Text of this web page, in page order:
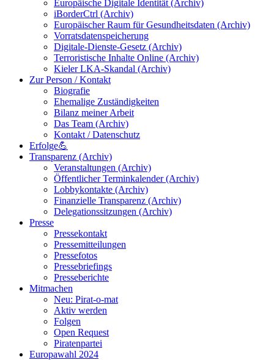
Europäische Digitale Identität (Archiv)
iBorderCtrl (Archiv)
Europäischer Raum für Gesundheitsdaten (Archiv)
Vorratsdatenspeicherung
Digitale-Dienste-Gesetz (Archiv)
Terroristische Inhalte Online (Archiv)
Kieler LKA-Skandal (Archiv)
Zur Person / Kontakt
Biografie
Ehemalige Zuständigkeiten
Bilanz meiner Arbeit
Das Team (Archiv)
Kontakt / Datenschutz
Erfolge💪
Transparenz (Archiv)
Veranstaltungen (Archiv)
Öffentlicher Terminkalender (Archiv)
Lobbykontakte (Archiv)
Finanzielle Transparenz (Archiv)
Delegationssitzungen (Archiv)
Presse
Pressekontakt
Pressemitteilungen
Pressefotos
Pressebriefings
Presseberichte
Mitmachen
Neu: Pirat-o-mat
Aktiv werden
Folgen
Open Request
Piratenpartei
Europawahl 2024